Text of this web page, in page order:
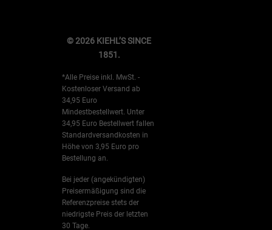
© 2026 KIEHL’S SINCE
1851.
*Alle Preise inkl. MwSt. -
Kostenloser Versand ab
34,95 Euro
Mindestbestellwert. Unter
34,95 Euro Bestellwert fallen
Standardversandkosten in
Höhe von 3,95 Euro pro
Bestellung an.
Bei jeder (angekündigten)
Preisermäßigung sind die
Referenzpreise stets der
niedrigste Preis der letzten
30 Tage.